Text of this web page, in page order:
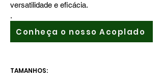
versatilidade e eficácia.
.
Conheça o nosso Acoplado
TAMANHOS:​